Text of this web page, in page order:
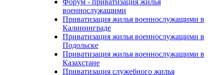
Форум - приватизация жилья
военнослужащими
Приватизация жилья военнослужащими в
Калининграде
Приватизация жилья военнослужащими в
Подольске
Приватизация жилья военнослужащими в
Казахстане
Приватизация служебного жилья